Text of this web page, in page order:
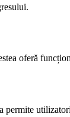
oferă
permite